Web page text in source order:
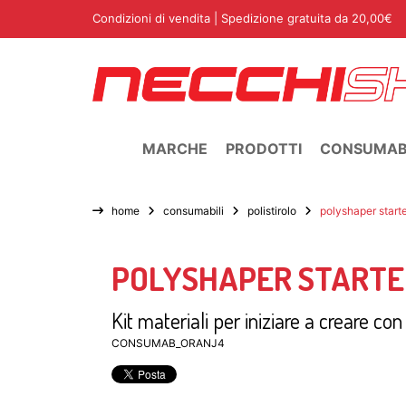
Condizioni di vendita | Spedizione gratuita da 20,00€
MARCHE PRODOTTI
home consumabili polistirolo polyshaper
POLYSHAPER
Kit materiali per iniziare a creare
CONSUMAB_ORANJ4